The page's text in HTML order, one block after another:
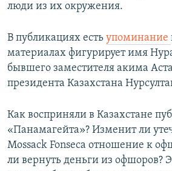
люди из их окружения.
В публикациях есть упоминание
материалах фигурирует имя
бывшего заместителя акима
президента Казахстана
Как восприняли в Казахстане
«Панамагейта»? Изменит ли
Mossack Fonseca отношение к
ли вернуть деньги из офшоров?